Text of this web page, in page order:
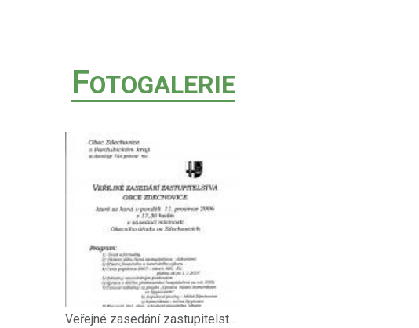
FOTOGALERIE
Veřejné zasedání zastupitelstva obce Zdechovice dne 12. prosince 2006